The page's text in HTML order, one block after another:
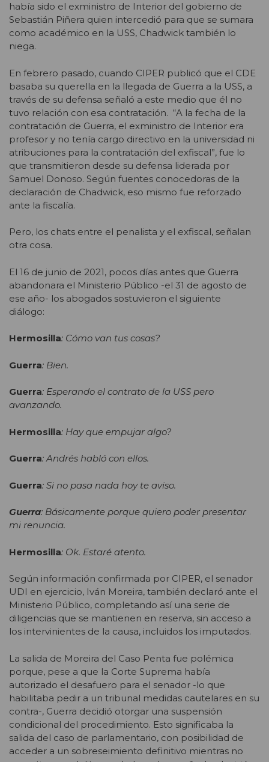
había sido el exministro de Interior del gobierno de
Sebastián Piñera quien intercedió para que se sumara
como académico en la USS, Chadwick también lo
niega.
En febrero pasado, cuando CIPER publicó que el CDE
basaba su querella en la llegada de Guerra a la USS, a
través de su defensa señaló a este medio que él no
tuvo relación con esa contratación. “A la fecha de la
contratación de Guerra, el exministro de Interior era
profesor y no tenía cargo directivo en la universidad ni
atribuciones para la contratación del exfiscal”, fue lo
que transmitieron desde su defensa liderada por
Samuel Donoso. Según fuentes conocedoras de la
declaración de Chadwick, eso mismo fue reforzado
ante la fiscalía.
Pero, los chats entre el penalista y el exfiscal, señalan
otra cosa.
El 16 de junio de 2021, pocos días antes que Guerra
abandonara el Ministerio Público -el 31 de agosto de
ese año- los abogados sostuvieron el siguiente
diálogo:
Hermosilla: Cómo van tus cosas?
Guerra: Bien.
Guerra: Esperando el contrato de la USS pero
avanzando.
Hermosilla: Hay que empujar algo?
Guerra: Andrés habló con ellos.
Guerra: Si no pasa nada hoy te aviso.
Guerra: Básicamente porque quiero poder presentar
mi renuncia.
Hermosilla: Ok. Estaré atento.
Según información confirmada por CIPER, el senador
UDI en ejercicio, Iván Moreira, también declaró ante el
Ministerio Público, completando así una serie de
diligencias que se mantienen en reserva, sin acceso a
los intervinientes de la causa, incluidos los imputados.
La salida de Moreira del Caso Penta fue polémica
porque, pese a que la Corte Suprema había
autorizado el desafuero para el senador -lo que
habilitaba pedir a un tribunal medidas cautelares en su
contra-, Guerra decidió otorgar una suspensión
condicional del procedimiento. Esto significaba la
salida del caso de parlamentario, con posibilidad de
acceder a un sobreseimiento definitivo mientras no